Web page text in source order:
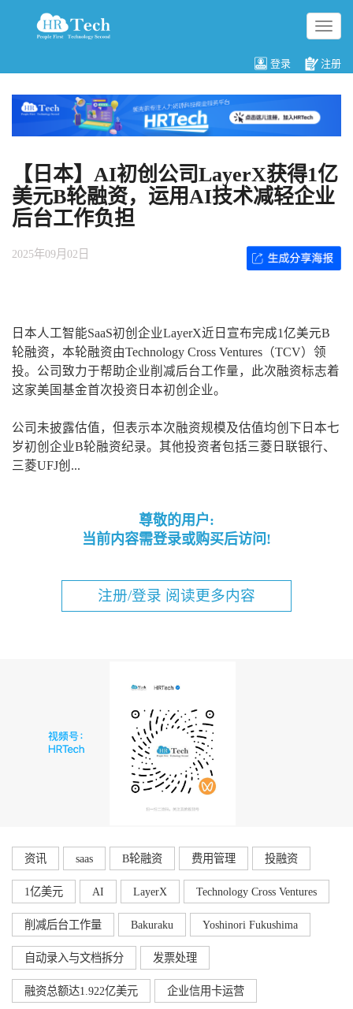
切
换
航
登录 注册
【日本】AI初创公司LayerX获得1亿
美元B轮融资，运用AI技术减轻企业
后台工作负担
2025年09月02日
日本人工智能SaaS初创企业LayerX近日宣布完成1亿美元B
轮融资，本轮融资由Technology Cross Ventures（TCV）领
投。公司致力于帮助企业削减后台工作量，此次融资标志着
这家美国基金首次投资日本初创企业。
公司未披露估值，但表示本次融资规模及估值均创下日本七
岁初创企业B轮融资纪录。其他投资者包括三菱日联银行、
三菱UFJ创...
尊敬的用户:
当前内容需登录或购买后访问!
注册/登录 阅读更多内容
资讯 saas B轮融资 费用管理 投融资
1亿美元 AI LayerX Technology Cross Ventures
削减后台工作量 Bakuraku Yoshinori Fukushima
自动录入与文档拆分 发票处理
融资总额达1.922亿美元 企业信用卡运营